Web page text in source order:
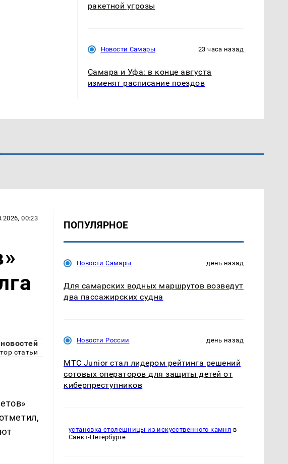
ракетной угрозы
Новости Самары 23 часа назад
Самара и Уфа: в конце августа
изменят расписание поездов
00:23
статьи
ПОПУЛЯРНОЕ
Новости Самары день назад
Для самарских водных маршрутов возведут
два пассажирских судна
Новости России день назад
МТС Junior стал лидером рейтинга решений
сотовых операторов для защиты детей от
киберпреступников
установка столешницы из искусственного камня в
Санкт-Петербурге